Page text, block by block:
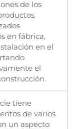
de los
en fábrica,
en el
el
tiene
de varios
un aspecto